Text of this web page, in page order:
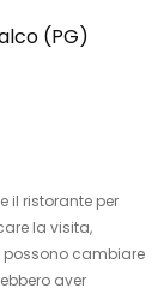
(PG)
il ristorante per
la visita,
possono cambiare
aver